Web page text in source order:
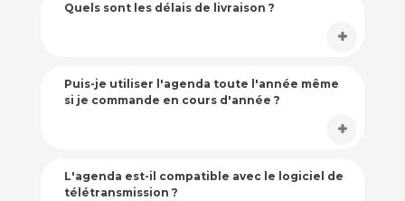
Quels sont les délais de livraison ?
Puis-je utiliser l'agenda toute l'année même
si je commande en cours d'année ?
L'agenda est-il compatible avec le logiciel de
télétransmission ?